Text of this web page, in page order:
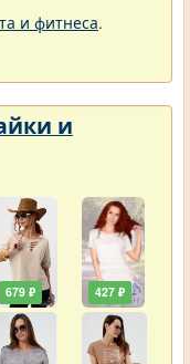
и фитнеса.
и
679 ₽ 427 ₽